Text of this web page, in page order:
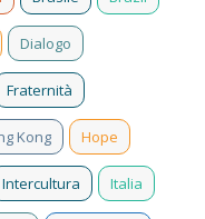
Dialogo
Fraternità
Kong Hope
Intercultura Italia